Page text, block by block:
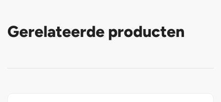
Gerelateerde producten